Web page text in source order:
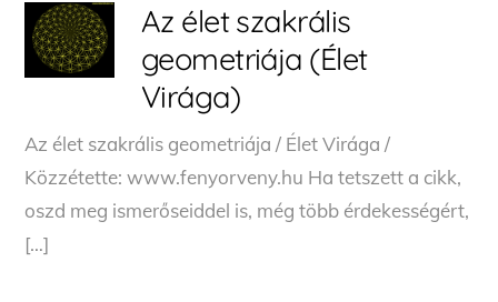
Az élet szakrális
geometriája (Élet
Virága)
Az élet szakrális geometriája / Élet Virága /
Közzétette: www.fenyorveny.hu Ha tetszett a cikk,
oszd meg ismerőseiddel is, még több érdekességért,
[…]